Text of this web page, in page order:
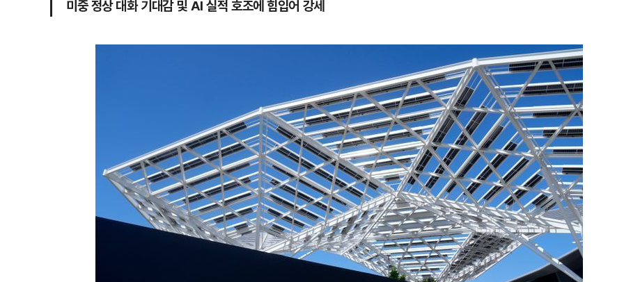
미중 정상 대화 기대감 및 AI 실적 호조에 힘입어 강세